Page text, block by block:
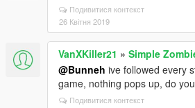
Подивитися контекст
26 Квітня 2019
VanXKiller21 » Simple
@Bunneh ive followed every
game, nothing pops up, do
Подивитися контекст